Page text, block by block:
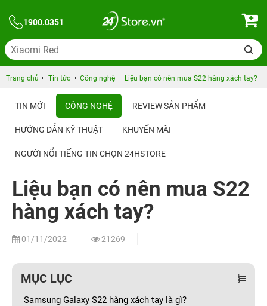
1900.0351
Trang chủ Tin tức Công nghệ Liệu bạn có nên mua S22 hàng xách tay?
TIN MỚI CÔNG NGHỆ REVIEW SẢN PHẨM
HƯỚNG DẪN KỸ THUẬT KHUYẾN MÃI
NGƯỜI NỔI TIẾNG TIN CHỌN 24HSTORE
Liệu bạn có nên mua S22
hàng xách tay?
01/11/2022 21269
MỤC LỤC
Samsung Galaxy S22 hàng xách tay là gì?